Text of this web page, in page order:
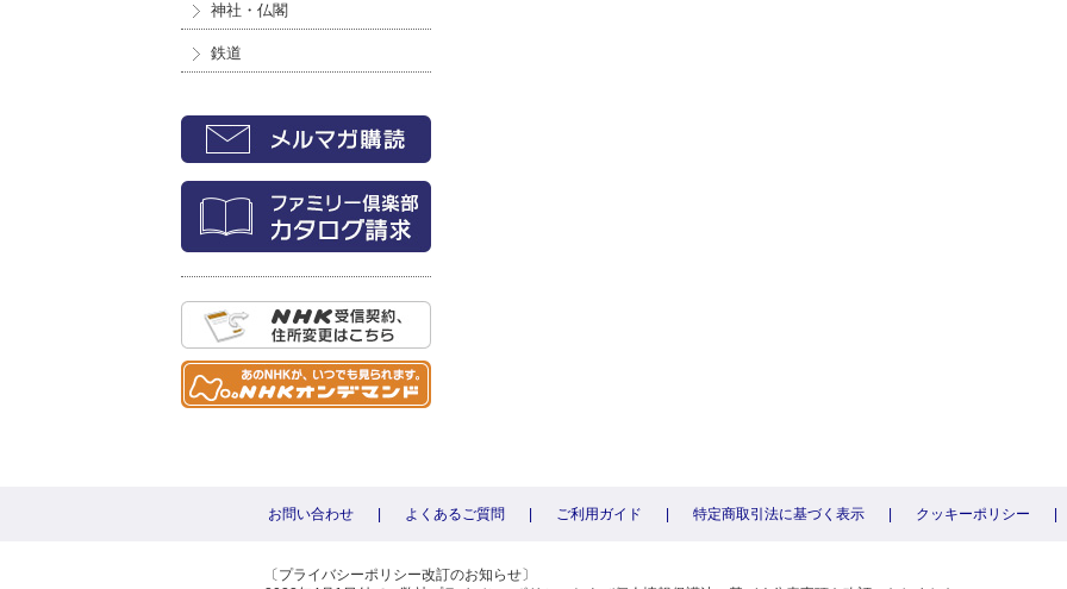
神社・仏閣
鉄道
お問い合わせ よくあるご質問 ご利用ガイド 特定商取引法に基づく表示 クッキーポリシー
〔プライバシーポリシー改訂のお知らせ〕